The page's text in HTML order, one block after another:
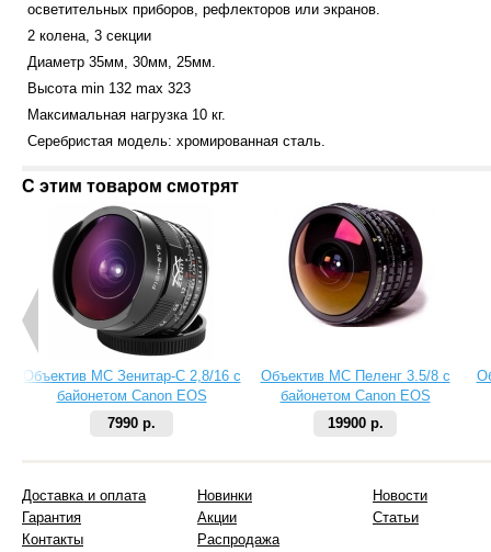
осветительных приборов, рефлекторов или экранов.
2 колена, 3 секции
Диаметр 35мм, 30мм, 25мм.
Высота min 132 max 323
Максимальная нагрузка 10 кг.
Серебристая модель: хромированная сталь.
С этим товаром смотрят
Объектив МС Зенитар-C 2,8/16 с
байонетом Canon EOS
7990 р.
Объектив МС Пеленг 3.5/8 с
байонетом Canon EOS
19900 р.
Доставка и оплата
Гарантия
Контакты
Новинки
Акции
Распродажа
Новости
Статьи